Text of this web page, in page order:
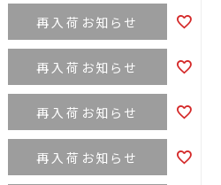
再入荷お知らせ
再入荷お知らせ
再入荷お知らせ
再入荷お知らせ